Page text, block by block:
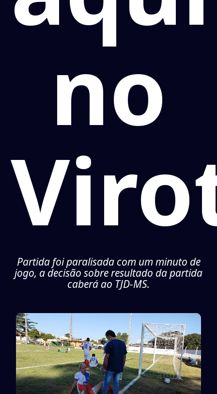
no
Partida foi paralisada com um minuto de
jogo, a decisão sobre resultado da partida
caberá ao TJD-MS.